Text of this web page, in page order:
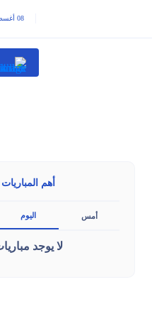
08 أغسطس 2026
أهم المباريات
أمس اليوم
لا يوجد